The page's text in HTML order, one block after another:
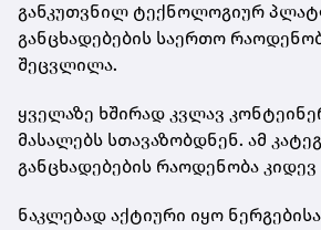
განკუთვნილ ტექნოლოგიურ
განცხადებების საერთო
შეცვლილა.
ყველაზე ხშირად კვლავ
მასალებს სთავაზობდნენ. ამ
განცხადებების რაოდენობა კიდევ
ნაკლებად აქტიური იყო